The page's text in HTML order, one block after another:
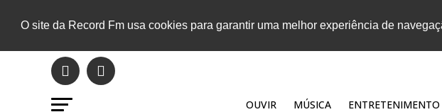
O site da Record Fm usa cookies para garantir uma melhor experiência de
OUVIR MÚSICA ENTRETENIMENTO